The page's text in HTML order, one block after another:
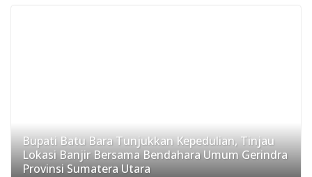
Bupati Batu Bara Tunjukkan Kepedulian, Tinjau
Lokasi Banjir Bersama Bendahara Umum Gerindra
Provinsi Sumatera Utara